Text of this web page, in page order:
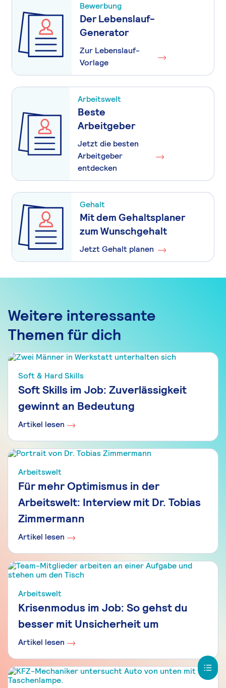
Bewerbung
Der Lebenslauf-
Generator
Zur Lebenslauf-
Vorlage
Arbeitswelt
Beste
Arbeitgeber
Jetzt die besten
Arbeitgeber
entdecken
Gehalt
Mit dem Gehaltsplaner
zum Wunschgehalt
Jetzt Gehalt planen
Weitere interessante
Themen für dich
Soft & Hard Skills
Soft Skills im Job: Zuverlässigkeit
gewinnt an Bedeutung
Artikel lesen
Arbeitswelt
Für mehr Optimismus in der
Arbeitswelt: Interview mit Dr. Tobias
Zimmermann
Artikel lesen
Arbeitswelt
Krisenmodus im Job: So gehst du
besser mit Unsicherheit um
Artikel lesen